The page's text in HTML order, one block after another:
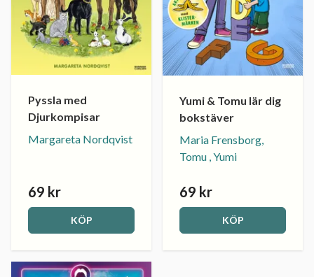
Pyssla med
Djurkompisar
Margareta Nordqvist
69 kr
KÖP
Yumi & Tomu lär dig
bokstäver
Maria Frensborg,
Tomu , Yumi
69 kr
KÖP